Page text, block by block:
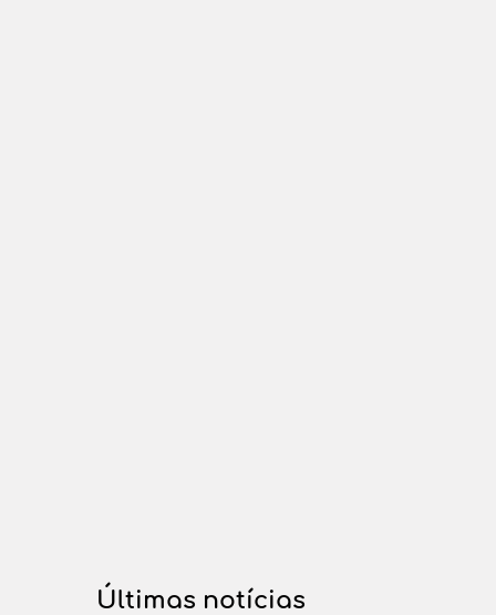
Últimas notícias